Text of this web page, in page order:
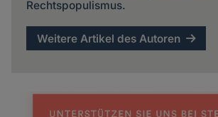
Rechtspopulismus.
Weitere Artikel des Autoren